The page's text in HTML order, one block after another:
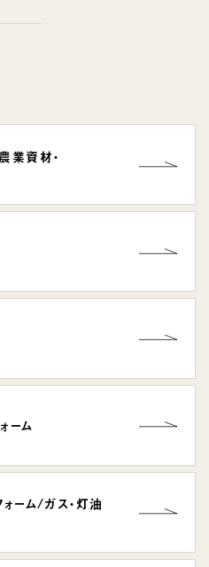
農業資材・
ーム
ォーム/ガス・灯油